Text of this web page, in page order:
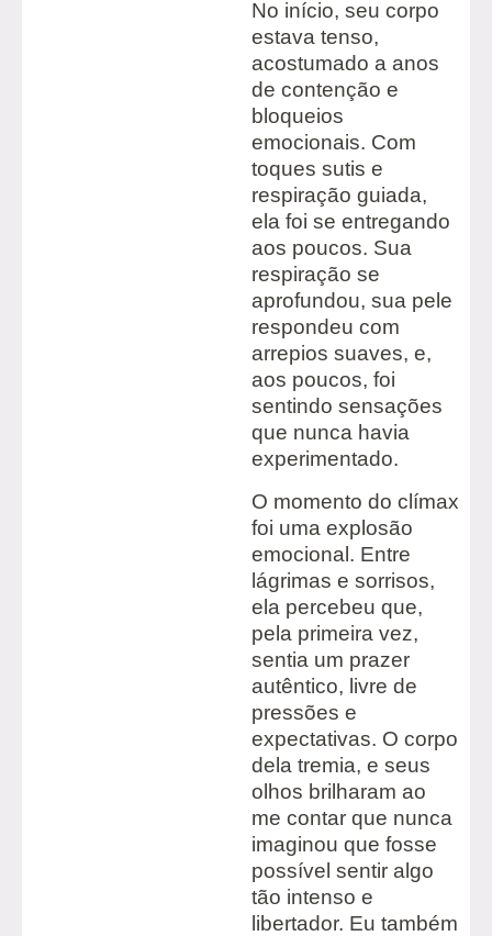
No início, seu corpo
estava tenso,
acostumado a anos
de contenção e
bloqueios
emocionais. Com
toques sutis e
respiração guiada,
ela foi se entregando
aos poucos. Sua
respiração se
aprofundou, sua pele
respondeu com
arrepios suaves, e,
aos poucos, foi
sentindo sensações
que nunca havia
experimentado.
O momento do clímax
foi uma explosão
emocional. Entre
lágrimas e sorrisos,
ela percebeu que,
pela primeira vez,
sentia um prazer
autêntico, livre de
pressões e
expectativas. O corpo
dela tremia, e seus
olhos brilharam ao
me contar que nunca
imaginou que fosse
possível sentir algo
tão intenso e
libertador. Eu também